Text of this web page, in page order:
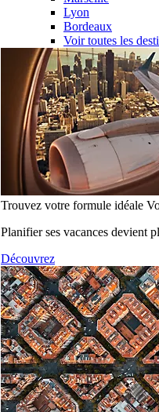
Lyon
Bordeaux
Voir toutes les
Trouvez votre formule idéale
Planifier ses vacances devient
Découvrez